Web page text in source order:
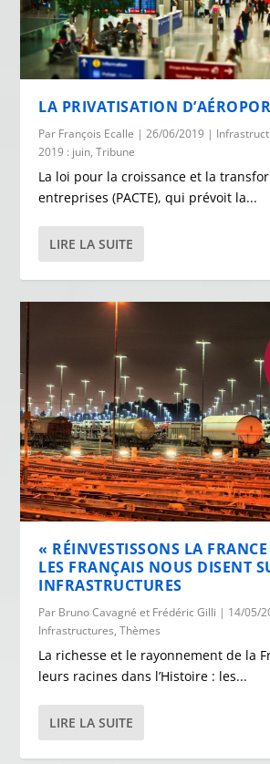
LA PRIVATISATION
Par François Ecalle |26/06/2019 |
2019 : juin,Tribune
La loi pour la croissance et la
entreprises (PACTE), qui prévoit la...
LIRE LA SUITE
« RÉINVESTISSONS LA
LES FRANÇAIS NOUS DISENT
INFRASTRUCTURES
Par Bruno Cavagné et Frédéric Gilli | 14/05/
Infrastructures,Thèmes
La richesse et le rayonnement de la
leurs racines dans l’Histoire : les...
LIRE LA SUITE